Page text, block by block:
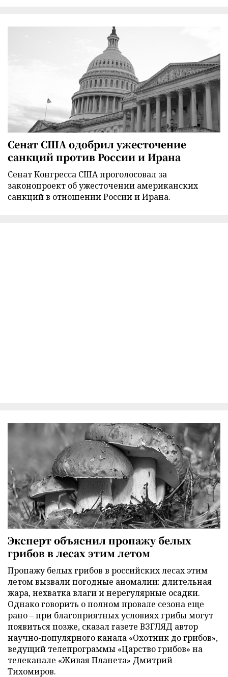
Сенат США одобрил ужесточение
санкций против России и Ирана
Сенат Конгресса США проголосовал за
законопроект об ужесточении американских
санкций в отношении России и Ирана.
Эксперт объяснил пропажу белых
грибов в лесах этим летом
Пропажу белых грибов в российских лесах этим
летом вызвали погодные аномалии: длительная
жара, нехватка влаги и нерегулярные осадки.
Однако говорить о полном провале сезона еще
рано – при благоприятных условиях грибы могут
появиться позже, сказал газете ВЗГЛЯД автор
научно-популярного канала «Охотник до грибов»,
ведущий телепрограммы «Царство грибов» на
телеканале «Живая Планета» Дмитрий
Тихомиров.